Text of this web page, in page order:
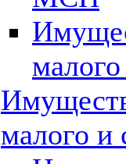
малого и